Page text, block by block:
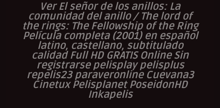
Ver El señor de los anillos: La
comunidad del anillo / The lord of
the rings: The Fellowship of the Ring
Película completa (2001) en español
latino, castellano, subtitulado
calidad Full HD GRATIS Online Sin
registrarse pelisplay pelisplus
repelis23 paraveronline Cuevana3
Cinetux Pelisplanet PoseidonHD
Inkapelis